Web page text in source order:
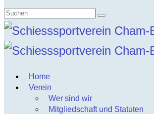
Suchen
nach:
Home
Verein
Wer sind wir
Mitgliedschaft und Statuten